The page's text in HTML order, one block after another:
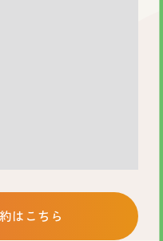
ェンソン.
はこちら